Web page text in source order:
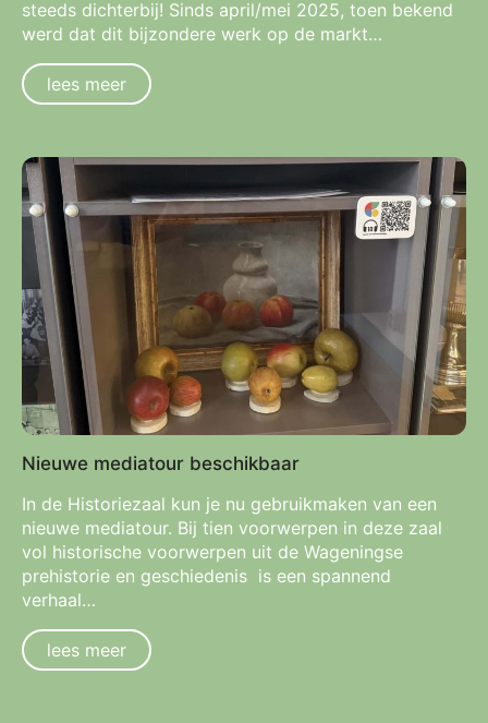
steeds dichterbij! Sinds april/mei 2025, toen bekend
werd dat dit bijzondere werk op de markt…
lees meer
Nieuwe mediatour beschikbaar
In de Historiezaal kun je nu gebruikmaken van een
nieuwe mediatour. Bij tien voorwerpen in deze zaal
vol historische voorwerpen uit de Wageningse
prehistorie en geschiedenis is een spannend
verhaal…
lees meer